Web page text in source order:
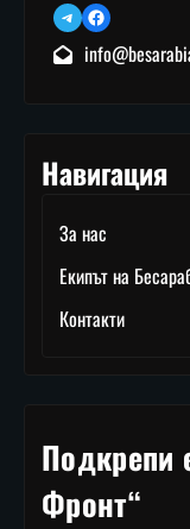
TelegramFacebook
Навигация
За нас
Екипът на
Контакти
Подкрепи
Фронт“